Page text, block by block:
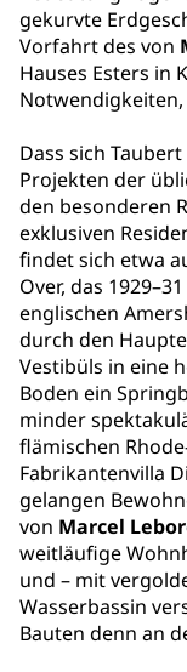
gekurvte
Vorfahrt des von
Hauses Esters in
Dass sich
Projekten der
den besonderen
exklusiven
findet sich etwa
Over, das
englischen
durch den
Vestibüls in eine
Boden ein
minder
flämischen
Fabrikantenvilla
gelangen
von Marcel
weitläufige
und – mit
Wasserbassin
Bauten denn an